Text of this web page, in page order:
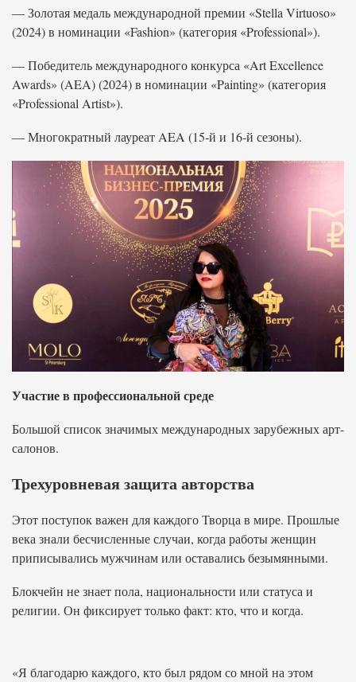
— Золотая медаль международной премии «Stella Virtuoso»
(2024) в номинации «Fashion» (категория «Professional»).
— Победитель международного конкурса «Art Excellence
Awards» (AEA) (2024) в номинации «Painting» (категория
«Professional Artist»).
— Многократный лауреат AEA (15‑й и 16‑й сезоны).
Участие в профессиональной среде
Большой список значимых международных зарубежных арт-
салонов.
Трехуровневая защита авторства
Этот поступок важен для каждого Творца в мире. Прошлые
века знали бесчисленные случаи, когда работы женщин
приписывались мужчинам или оставались безымянными.
Блокчейн не знает пола, национальности или статуса и
религии. Он фиксирует только факт: кто, что и когда.
«Я благодарю каждого, кто был рядом со мной на этом